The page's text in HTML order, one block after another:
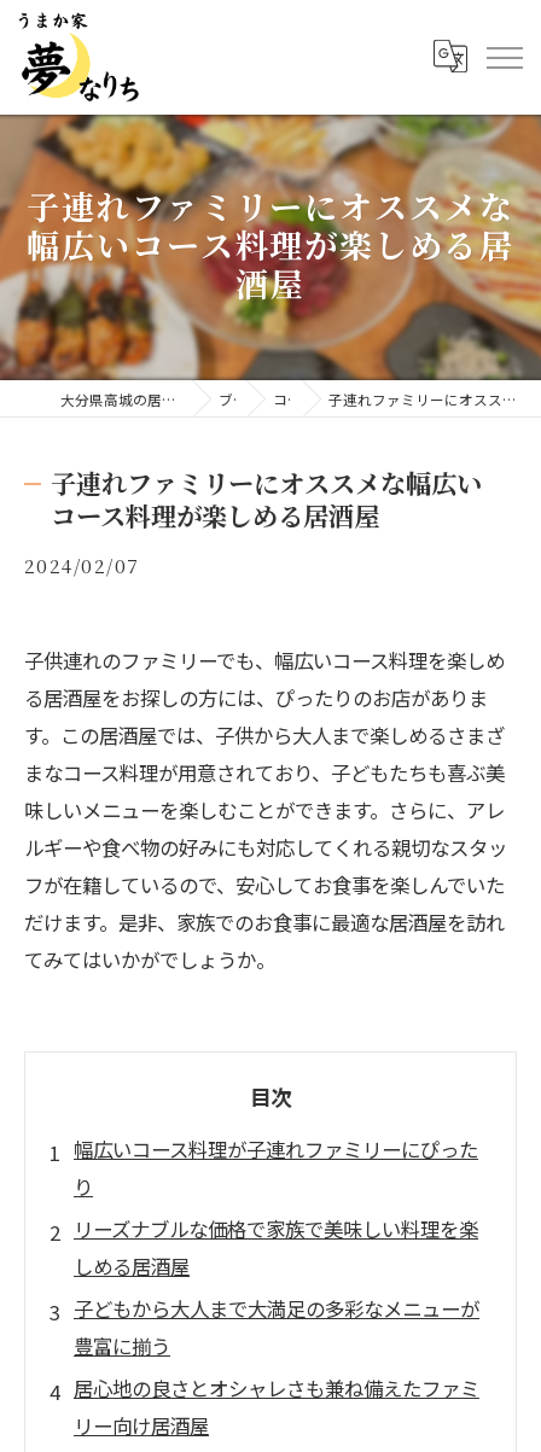
子連れファミリーにオススメな
幅広いコース料理が楽しめる居
酒屋
大分県高城の居酒屋ならうまか家 夢なりち ブログ コラム 子連れファミリーにオススメな幅広いコース料理が楽しめる居酒屋
子連れファミリーにオススメな幅広い
コース料理が楽しめる居酒屋
2024/02/07
子供連れのファミリーでも、幅広いコース料理を楽しめ
る居酒屋をお探しの方には、ぴったりのお店がありま
す。この居酒屋では、子供から大人まで楽しめるさまざ
まなコース料理が用意されており、子どもたちも喜ぶ美
味しいメニューを楽しむことができます。さらに、アレ
ルギーや食べ物の好みにも対応してくれる親切なスタッ
フが在籍しているので、安心してお食事を楽しんでいた
だけます。是非、家族でのお食事に最適な居酒屋を訪れ
てみてはいかがでしょうか。
目次
幅広いコース料理が子連れファミリーにぴった
り
リーズナブルな価格で家族で美味しい料理を楽
しめる居酒屋
子どもから大人まで大満足の多彩なメニューが
豊富に揃う
居心地の良さとオシャレさも兼ね備えたファミ
リー向け居酒屋